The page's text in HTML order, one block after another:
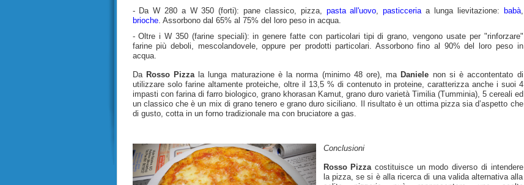
- Da W 280 a W 350 (forti): pane classico, pizza, pasta all'uovo,pasticceriaa lunga lievitazione: babà,
brioche. Assorbono dal 65% al 75% del loro peso in acqua.
- Oltre i W 350 (farine speciali): in genere fatte con particolari tipi di grano, vengono usate per "rinforzare"
farine più deboli, mescolandovele, oppure per prodotti particolari. Assorbono fino al 90% del loro peso in
acqua.
DaRosso Pizzala lunga maturazione è la norma (minimo 48 ore), ma Daniele non si è accontentato di
utilizzare solo farine altamente proteiche, oltre il 13,5 % di contenuto in proteine, caratterizza anche i suoi 4
impasti con farina di farro biologico, grano khorasan Kamut, grano duro varietà Timilia (Tumminia), 5 cereali ed
un classico che è un mix di grano tenero e grano duro siciliano. Il risultato è un ottima pizza sia d’aspetto che
di gusto, cotta in un forno tradizionale ma con bruciatore a gas.
Conclusioni
Rosso Pizzacostituisce un modo diverso di intendere
la pizza, se si è alla ricerca di una valida alternativa alla